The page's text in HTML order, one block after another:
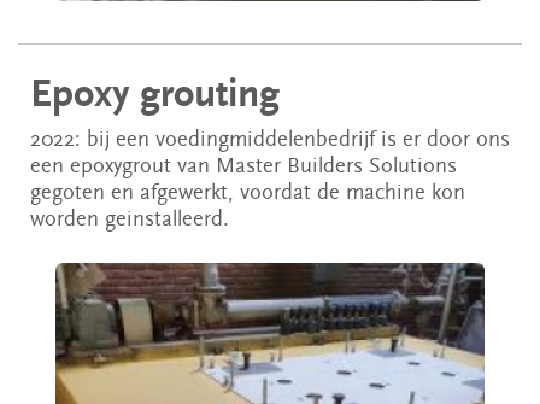
Epoxy grouting
2022: bij een voedingmiddelenbedrijf is er door ons
een epoxygrout van Master Builders Solutions
gegoten en afgewerkt, voordat de machine kon
worden geinstalleerd.